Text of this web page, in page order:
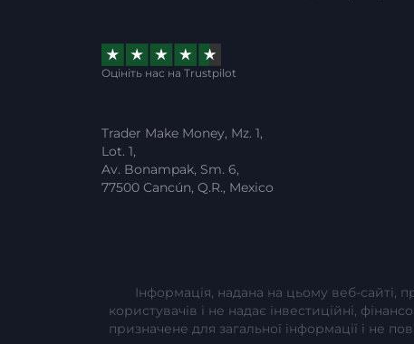
Оцініть нас на Trustpilot
Trader Make Money, Mz. 1,
Lot. 1,
Av. Bonampak, Sm. 6,
77500 Cancún, Q.R., Mexico
Інформація, надана на цьому веб-сайті,
користувачів і не надає інвестиційні,
призначене для загальної інформації і не